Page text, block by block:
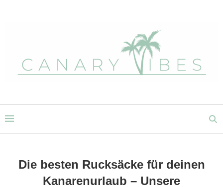
Die besten Rucksäcke für deinen
Kanarenurlaub – Unsere